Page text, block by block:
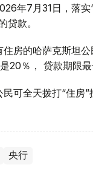
年7月31日，落
贷款。
房的哈萨克斯坦
20％， 贷款期限最
民可全天拨打“住
央行